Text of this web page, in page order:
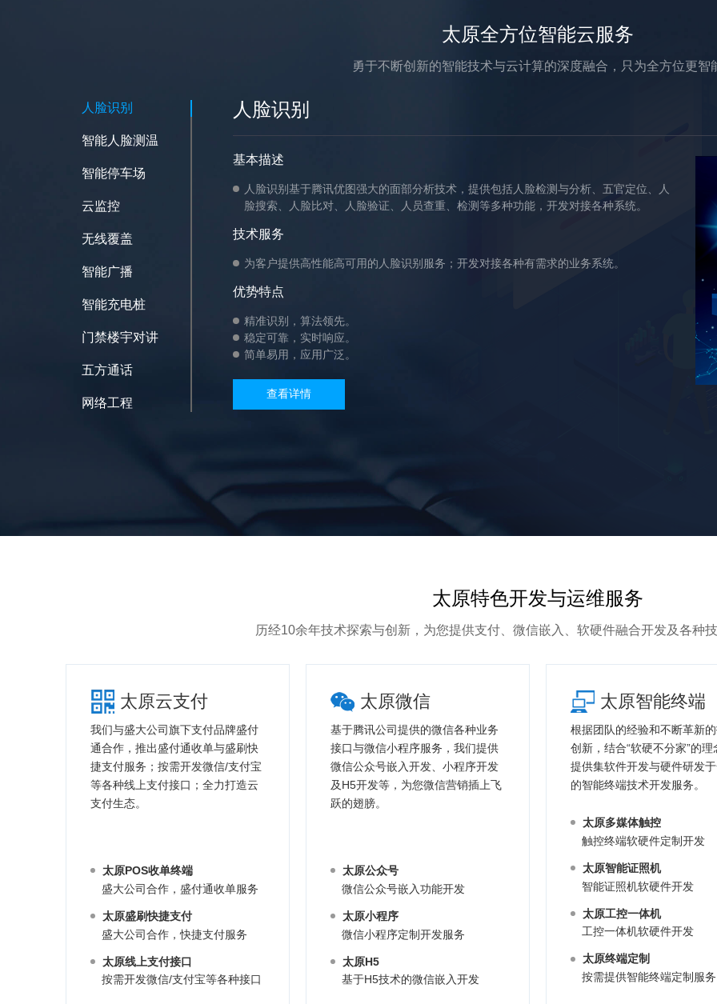
太原全方位智能云服务
勇于不断创新的智能技术与云计算的深度融合，只为全方位更智
人脸识别
智能人脸测温
智能停车场
云监控
无线覆盖
智能广播
智能充电桩
门禁楼宇对讲
五方通话
网络工程
人脸识别
基本描述
人脸识别基于腾讯优图强大的面部分析技术，提供包括人脸检测与分析、五官定位、人
脸搜索、人脸比对、人脸验证、人员查重、检测等多种功能，开发对接各种系统。
技术服务
为客户提供高性能高可用的人脸识别服务；开发对接各种有需求的业务系统。
优势特点
精准识别，算法领先。
稳定可靠，实时响应。
简单易用，应用广泛。
查看详情
太原特色开发与运维服务
历经10余年技术探索与创新，为您提供支付、微信嵌入、软硬件融合开发及各种
太原云支付
我们与盛大公司旗下支付品牌盛付
通合作，推出盛付通收单与盛刷快
捷支付服务；按需开发微信/支付宝
等各种线上支付接口；全力打造云
支付生态。
太原POS收单终端
盛大公司合作，盛付通收单服务
太原盛刷快捷支付
盛大公司合作，快捷支付服务
太原线上支付接口
按需开发微信/支付宝等各种接口
太原微信
基于腾讯公司提供的微信各种业务
接口与微信小程序服务，我们提供
微信公众号嵌入开发、小程序开发
及H5开发等，为您微信营销插上飞
跃的翅膀。
太原公众号
微信公众号嵌入功能开发
太原小程序
微信小程序定制开发服务
太原H5
基于H5技术的微信嵌入开发
太原智能终端
根据团队的经验和不断革新
创新，结合“软硬不分家”的理
提供集软件开发与硬件研发
的智能终端技术开发服务。
太原多媒体触控
触控终端软硬件定制开发
太原智能证照机
智能证照机软硬件开发
太原工控一体机
工控一体机软硬件开发
太原终端定制
按需提供智能终端定制服务